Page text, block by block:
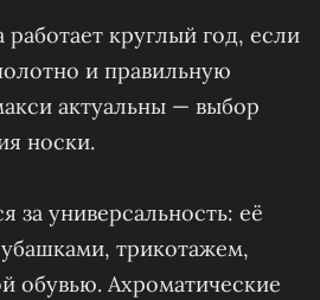
круглый год, если
и правильную
актуальны — выбор
носки.
за универсальность: её
трикотажем,
обувью. Ахроматические